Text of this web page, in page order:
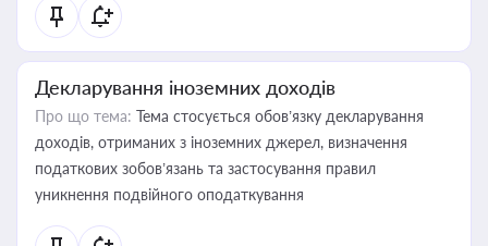
Декларування іноземних доходів
Про що тема: Тема стосується обов’язку декларування
доходів, отриманих з іноземних джерел, визначення
податкових зобов’язань та застосування правил
уникнення подвійного оподаткування